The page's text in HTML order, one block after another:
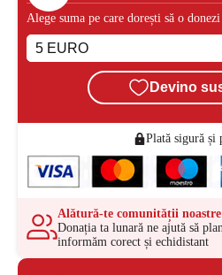
Alege suma pe care dorești să o
Devino
Plată sigură și
Alătură-te comunității
Donația ta lunară ne ajută să
informăm corect și echidistant